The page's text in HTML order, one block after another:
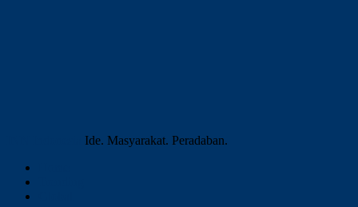
Ide. Masyarakat. Peradaban.